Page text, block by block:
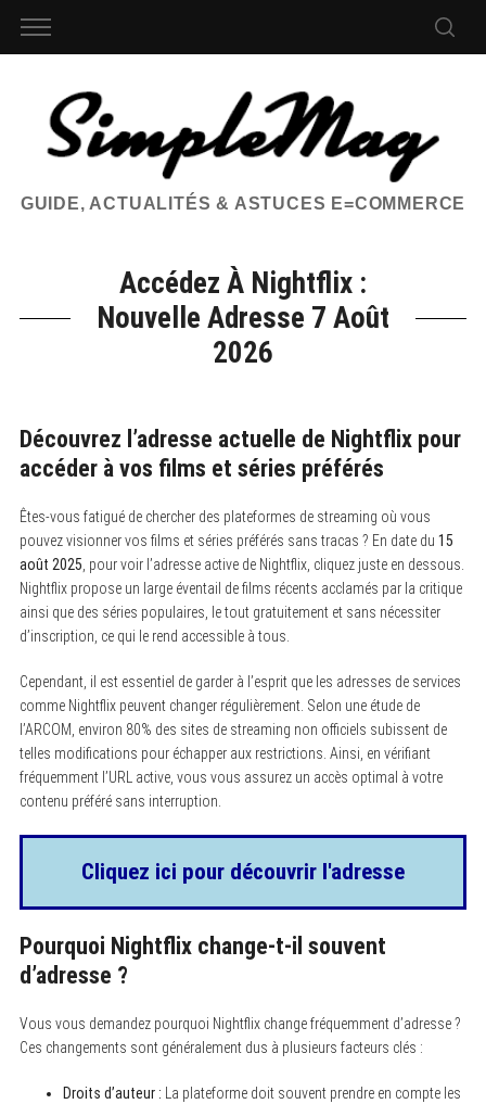
GUIDE, ACTUALITÉS & ASTUCES E=COMMERCE
Accédez À Nightflix :
Nouvelle Adresse 7 Août
2026
Découvrez l’adresse actuelle de Nightflix pour
accéder à vos films et séries préférés
Êtes-vous fatigué de chercher des plateformes de streaming où vous
pouvez visionner vos films et séries préférés sans tracas ? En date du 15
août 2025 , pour voir l’adresse active de Nightflix, cliquez juste en dessous.
Nightflix propose un large éventail de films récents acclamés par la critique
ainsi que des séries populaires, le tout gratuitement et sans nécessiter
d’inscription, ce qui le rend accessible à tous.
Cependant, il est essentiel de garder à l’esprit que les adresses de services
comme Nightflix peuvent changer régulièrement. Selon une étude de
l’ARCOM, environ 80% des sites de streaming non officiels subissent de
telles modifications pour échapper aux restrictions. Ainsi, en vérifiant
fréquemment l’URL active, vous vous assurez un accès optimal à votre
contenu préféré sans interruption.
Cliquez ici pour découvrir l'adresse
Pourquoi Nightflix change-t-il souvent
d’adresse ?
Vous vous demandez pourquoi Nightflix change fréquemment d’adresse ?
Ces changements sont généralement dus à plusieurs facteurs clés :
Droits d’auteur : La plateforme doit souvent prendre en compte les